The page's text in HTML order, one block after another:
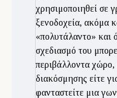
χρησιμοποιηθεί σε
ξενοδοχεία, ακόμα
«πολυτάλαντο»
σχεδιασμό του
περιβάλλοντα χώρο,
διακόσμησης είτε
φανταστείτε μια